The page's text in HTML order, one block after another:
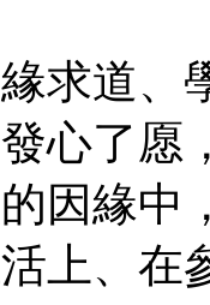
求道、
心了愿
因緣中
上、在